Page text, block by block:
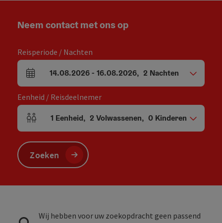
Neem contact met ons op
Reisperiode / Nachten
Velden voor aankomst en vertrek
14.08.2026- 16.08.2026, 2 Nachten
Eenheid / Reisdeelnemer
Aantal eenheden en persoonsvelden
1 Eenheid, 2 Volwassenen, 0 Kinderen
Zoeken
Wij hebben voor uw zoekopdracht geen passend